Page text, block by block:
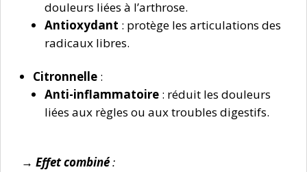
douleurs liées à l’arthrose.
Antioxydant : protège les articulations des
radicaux libres.
Citronnelle :
Anti-inflammatoire : réduit les douleurs
liées aux règles ou aux troubles digestifs.
→ Effet combiné: